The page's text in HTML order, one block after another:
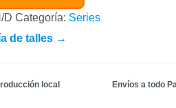
D Categoría: Series
de talles →
local Envíos a todo